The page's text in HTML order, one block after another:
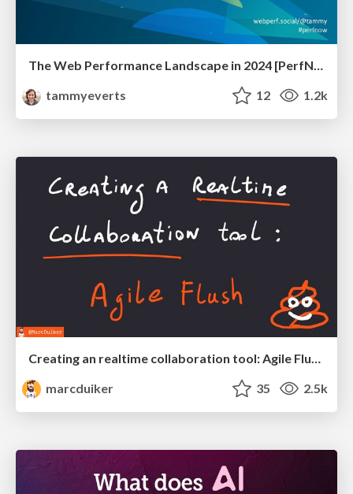
tammyeverts
12 1.2k
Creating an realtime collaboration tool: Agile Flush - .NET Oxford
marcduiker
35 2.5k